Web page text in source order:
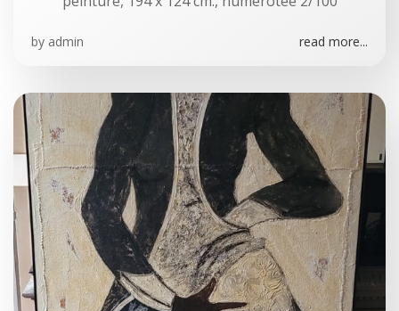
by admin read more...